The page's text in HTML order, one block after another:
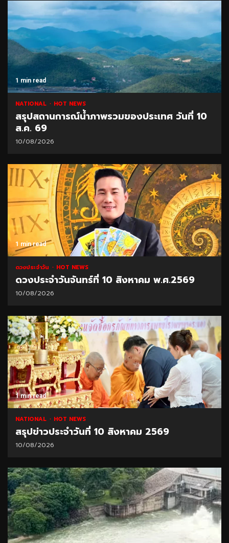
1 min read
NATIONAL HOT NEWS
สรุปสถานการณ์น้ำภาพรวมของประเทศ วันที่ 10
ส.ค. 69
10/08/2026
1 min read
ดวงประจำวัน HOT NEWS
ดวงประจำวันจันทร์ที่ 10 สิงหาคม พ.ศ.2569
10/08/2026
1 min read
NATIONAL HOT NEWS
สรุปข่าวประจำวันที่ 10 สิงหาคม 2569
10/08/2026